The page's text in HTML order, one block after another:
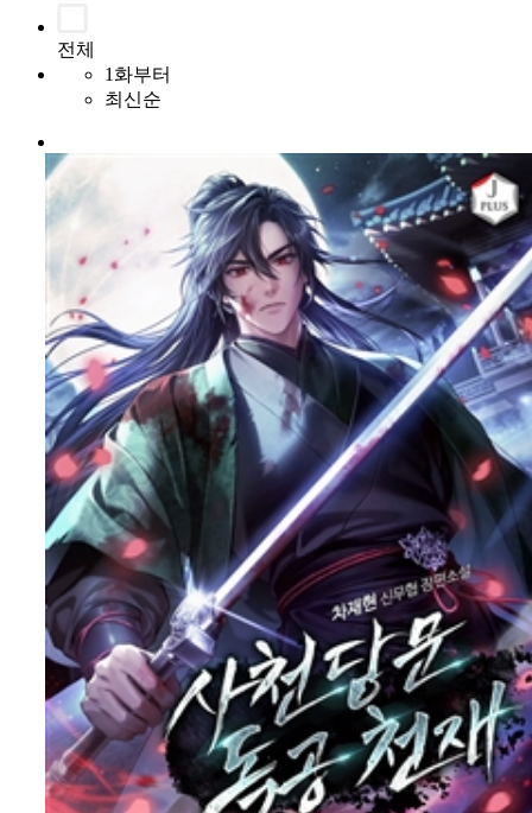
전체
1화부터
최신순